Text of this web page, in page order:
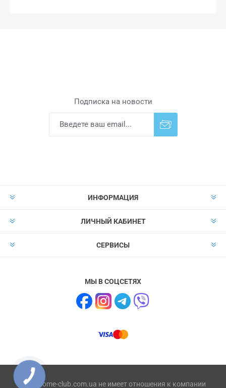
Подписка на новости
ИНФОРМАЦИЯ
ЛИЧНЫЙ КАБИНЕТ
СЕРВИСЫ
МЫ В СОЦСЕТЯХ
Сайт home-club.com.ua не имеет отношения к компании